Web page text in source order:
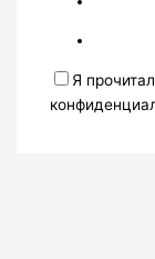
Я